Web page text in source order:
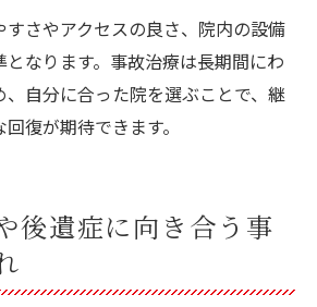
すさやアクセスの良さ、院内の設備
なります。事故治療は長期間にわ
、自分に合った院を選ぶことで、継
復が期待できます。
後遺症に向き合う事